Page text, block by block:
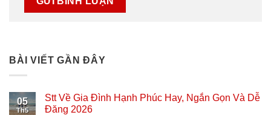
BÀI VIẾT GẦN ĐÂY
05
Th5
Stt Về Gia Đình Hạnh Phúc Hay, Ngắn Gọn Và Dễ
Đăng 2026